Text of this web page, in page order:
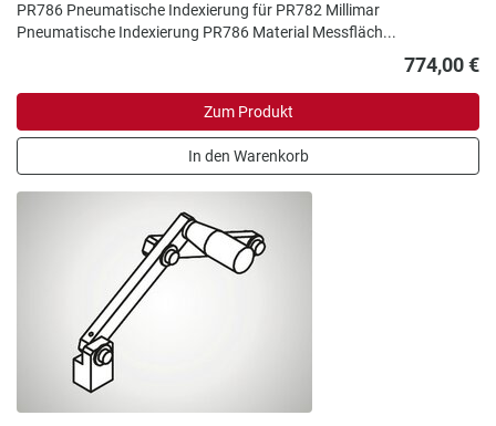
PR786 Pneumatische Indexierung für PR782 Millimar
Pneumatische Indexierung PR786 Material Messfläch...
774,00 €
Zum Produkt
In den Warenkorb